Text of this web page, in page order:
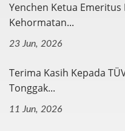
Yenchen Ketua
Kehormatan...
23 Jun, 2026
Terima Kasih Kepada
Tonggak...
11 Jun, 2026